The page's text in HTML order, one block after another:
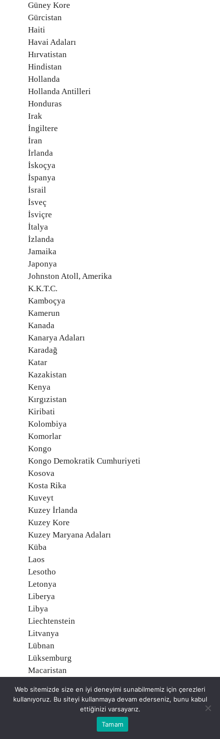
Güney Kore
Gürcistan
Haiti
Havai Adaları
Hırvatistan
Hindistan
Hollanda
Hollanda Antilleri
Honduras
Irak
İngiltere
İran
İrlanda
İskoçya
İspanya
İsrail
İsveç
İsviçre
İtalya
İzlanda
Jamaika
Japonya
Johnston Atoll, Amerika
K.K.T.C.
Kamboçya
Kamerun
Kanada
Kanarya Adaları
Karadağ
Katar
Kazakistan
Kenya
Kırgızistan
Kiribati
Kolombiya
Komorlar
Kongo
Kongo Demokratik Cumhuriyeti
Kosova
Kosta Rika
Kuveyt
Kuzey İrlanda
Kuzey Kore
Kuzey Maryana Adaları
Küba
Laos
Lesotho
Letonya
Liberya
Libya
Liechtenstein
Litvanya
Lübnan
Lüksemburg
Macaristan
Makau (Makao)
Web sitemizde size en iyi deneyimi sunabilmemiz için çerezleri
kullanıyoruz. Bu siteyi kullanmaya devam ederseniz, bunu kabul
ettiğinizi varsayarız.
Tamam